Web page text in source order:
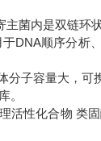
菌内是双链环
DNA顺序分析
子容量大，可
。
活性化合物 类